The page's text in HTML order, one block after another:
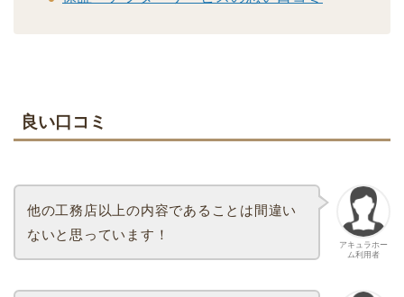
良い口コミ
アキュラホー
ム利用者
他の工務店以上の内容であることは間違い
ないと思っています！